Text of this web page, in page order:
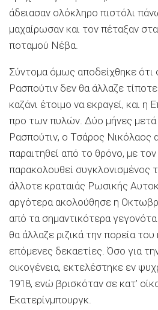
άδειασαν ολόκληρο πιστόλι
μαχαίρωσαν και τον πέταξαν
ποταμού Νέβα.
Σύντομα όμως αποδείχθηκε ότι
Ρασπούτιν δεν θα άλλαζε
καζάνι έτοιμο να εκραγεί, και η
προ των πυλών. Δύο μήνες μετά
Ρασπούτιν, ο Τσάρος Νικόλαος
παραιτηθεί από το θρόνο, με
παρακολουθεί συγκλονισμένος
άλλοτε κραταιάς Ρωσικής
αργότερα ακολούθησε η
από τα σημαντικότερα
θα άλλαζε ριζικά την πορεία του
επόμενες δεκαετίες. Όσο για
οικογένεια, εκτελέστηκε εν
1918, ενώ βρισκόταν σε κατ’
Εκατερίνμπουργκ.